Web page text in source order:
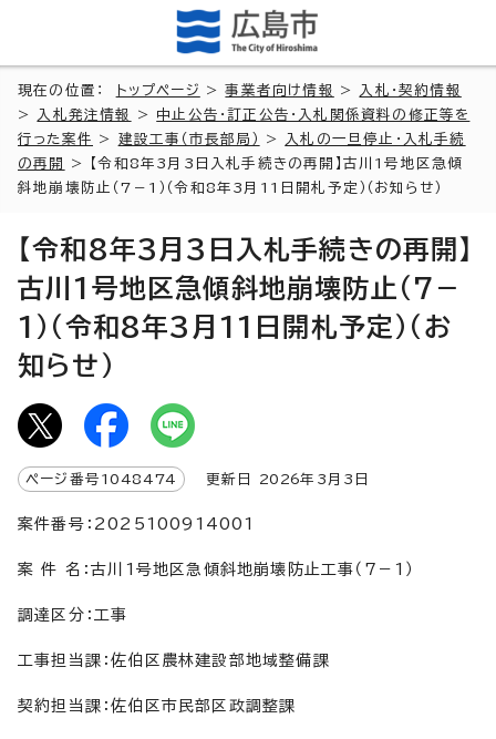
現在の位置： トップページ >事業者向け情報 >
入札・契約情報
>
入札発注情報 > 中止公告・訂正公告・入札関係資料の修正等を
行った案件
> 建設工事（市長部局） >
入札の一旦停止・入札手続
の再開
> 【令和8年3月3日入札手続きの再開】古川1号地区急傾
斜地崩壊防止（7－1）（令和8年3月11日開札予定）（お知らせ）
【令和8年3月3日入札手続きの再開】
古川1号地区急傾斜地崩壊防止（7－
1）（令和8年3月11日開札予定）（お
知らせ）
ページ番号 1048474 更新日 2026年3月3日
案件番号：2025100914001
案 件 名：古川1号地区急傾斜地崩壊防止工事（7－1）
調達区分：工事
工事担当課：佐伯区農林建設部地域整備課
契約担当課：佐伯区市民部区政調整課